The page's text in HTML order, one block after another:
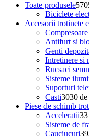
Toate produsele570
Biciclete
Accesorii trotinete
Antifurt si
Genti
Intretinere si
Rucsaci
Sisteme
Suporturi
Casti3030
Piese de schimb
Acceleratii3
Sisteme de
Cauciucuri39